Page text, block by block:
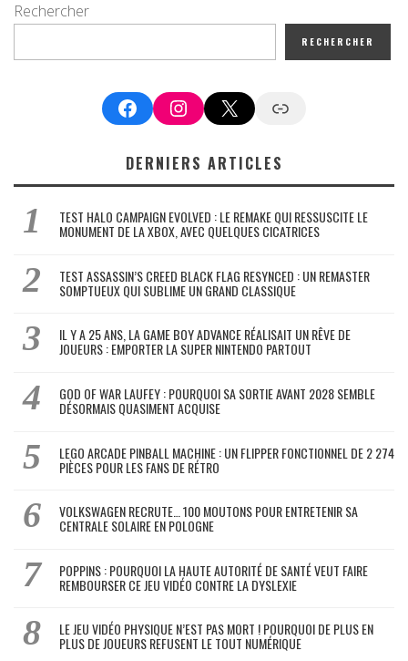
Rechercher
RECHERCHER
FacebookInstagram
X Google News
DERNIERS ARTICLES
TEST HALO CAMPAIGN EVOLVED : LE REMAKE QUI RESSUSCITE LE
MONUMENT DE LA XBOX, AVEC QUELQUES CICATRICES
TEST ASSASSIN’S CREED BLACK FLAG RESYNCED : UN REMASTER
SOMPTUEUX QUI SUBLIME UN GRAND CLASSIQUE
IL Y A 25 ANS, LA GAME BOY ADVANCE RÉALISAIT UN RÊVE DE
JOUEURS : EMPORTER LA SUPER NINTENDO PARTOUT
GOD OF WAR LAUFEY : POURQUOI SA SORTIE AVANT 2028 SEMBLE
DÉSORMAIS QUASIMENT ACQUISE
LEGO ARCADE PINBALL MACHINE : UN FLIPPER FONCTIONNEL DE 2 274
PIÈCES POUR LES FANS DE RÉTRO
VOLKSWAGEN RECRUTE… 100 MOUTONS POUR ENTRETENIR SA
CENTRALE SOLAIRE EN POLOGNE
POPPINS : POURQUOI LA HAUTE AUTORITÉ DE SANTÉ VEUT FAIRE
REMBOURSER CE JEU VIDÉO CONTRE LA DYSLEXIE
LE JEU VIDÉO PHYSIQUE N’EST PAS MORT ! POURQUOI DE PLUS EN
PLUS DE JOUEURS REFUSENT LE TOUT NUMÉRIQUE